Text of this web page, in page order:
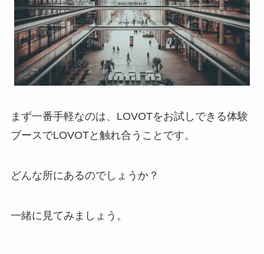
まず一番手軽なのは、LOVOTをお試しできる体験
ブースでLOVOTと触れ合うことです。
どんな所にあるのでしょうか？
一緒に見てみましょう。